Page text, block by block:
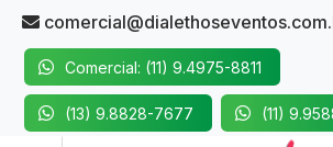
Comercial: (11) 9.4975-8811
(13) 9.8828-7677 (11)